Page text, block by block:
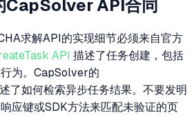
CapSolver API合同
求解API的实现细节必须来自官方
API 描述了任务创建，包括
为。CapSolver的
了如何检索异步任务结果。不要发明
应键或SDK方法来匹配未验证的页